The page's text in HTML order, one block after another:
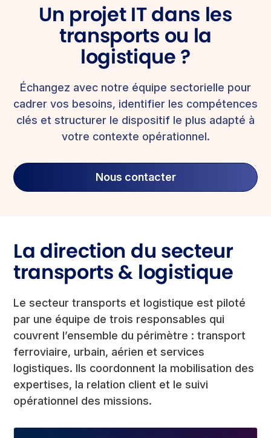
Un projet IT dans les
transports ou la
logistique ?
Échangez avec notre équipe sectorielle pour
cadrer vos besoins, identifier les compétences
clés et structurer le dispositif le plus adapté à
votre contexte opérationnel.
Nous contacter
La direction du secteur
transports & logistique
Le secteur transports et logistique est piloté
par une équipe de trois responsables qui
couvrent l’ensemble du périmètre : transport
ferroviaire, urbain, aérien et services
logistiques. Ils coordonnent la mobilisation des
expertises, la relation client et le suivi
opérationnel des missions.